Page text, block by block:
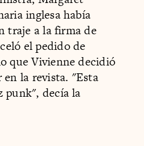
inglesa había
traje a la firma de
el pedido de
que Vivienne decidió
en la revista. "Esta
punk", decía la